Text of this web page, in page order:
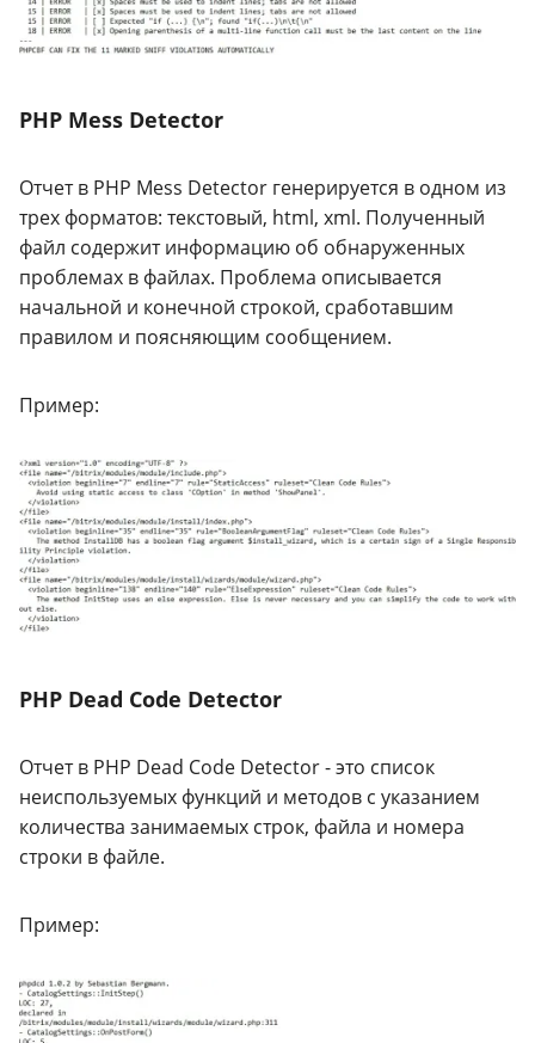
PHP Mess Detector
Отчет в PHP Mess Detector генерируется в одном из
трех форматов: текстовый, html, xml. Полученный
файл содержит информацию об обнаруженных
проблемах в файлах. Проблема описывается
начальной и конечной строкой, сработавшим
правилом и поясняющим сообщением.
Пример:
PHP Dead Code Detector
Отчет в PHP Dead Code Detector - это список
неиспользуемых функций и методов с указанием
количества занимаемых строк, файла и номера
строки в файле.
Пример: